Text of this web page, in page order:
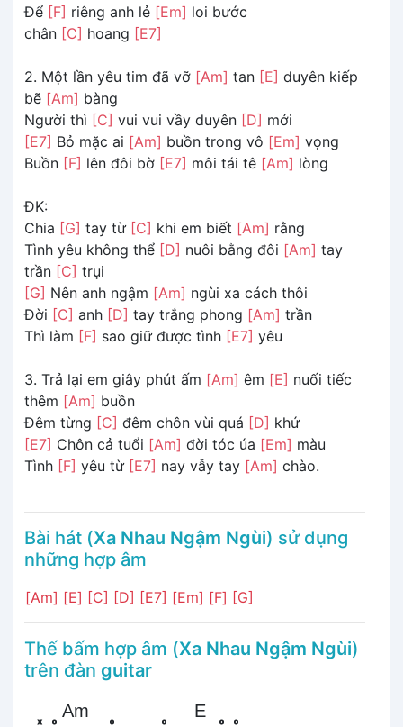
Để [F] riêng anh lẻ [Em] loi bước
chân [C] hoang [E7]
2. Một lần yêu tim đã vỡ [Am] tan [E] duyên kiếp
bẽ [Am] bàng
Người thì [C] vui vui vầy duyên [D] mới
[E7] Bỏ mặc ai [Am] buồn trong vô [Em] vọng
Buồn [F] lên đôi bờ [E7] môi tái tê [Am] lòng
ĐK:
Chia [G] tay từ [C] khi em biết [Am] rằng
Tình yêu không thể [D] nuôi bằng đôi [Am] tay
trần [C] trụi
[G] Nên anh ngậm [Am] ngùi xa cách thôi
Đời [C] anh [D] tay trắng phong [Am] trần
Thì làm [F] sao giữ được tình [E7] yêu
3. Trả lại em giây phút ấm [Am] êm [E] nuối tiếc
thêm [Am] buồn
Đêm từng [C] đêm chôn vùi quá [D] khứ
[E7] Chôn cả tuổi [Am] đời tóc úa [Em] màu
Tình [F] yêu từ [E7] nay vẫy tay [Am] chào.
Bài hát (Xa Nhau Ngậm Ngùi) sử dụng
những hợp âm
[Am] [E] [C] [D] [E7] [Em] [F] [G]
Thế bấm hợp âm (Xa Nhau Ngậm Ngùi)
trên đàn guitar
Am
x o o
E
o o o